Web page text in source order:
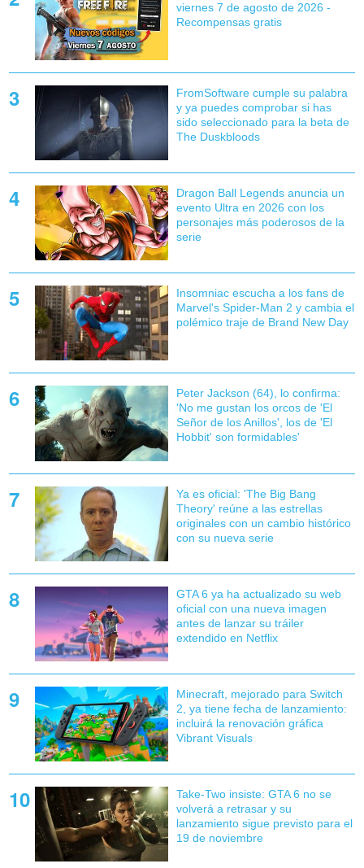
viernes 7 de agosto de 2026 -
Recompensas gratis
FromSoftware cumple su palabra
y ya puedes comprobar si has
sido seleccionado para la beta de
The Duskbloods
Dragon Ball Legends anuncia un
evento Ultra en 2026 con los
personajes más poderosos de la
serie
Insomniac escucha a los fans de
Marvel's Spider-Man 2 y cambia el
polémico traje de Brand New Day
Peter Jackson (64), lo confirma:
'No me gustan los orcos de 'El
Señor de los Anillos', los de 'El
Hobbit' son formidables'
Ya es oficial: 'The Big Bang
Theory' reúne a las estrellas
originales con un cambio histórico
con su nueva serie
GTA 6 ya ha actualizado su web
oficial con una nueva imagen
antes de lanzar su tráiler
extendido en Netflix
Minecraft, mejorado para Switch
2, ya tiene fecha de lanzamiento:
incluirá la renovación gráfica
Vibrant Visuals
Take-Two insiste: GTA 6 no se
volverá a retrasar y su
lanzamiento sigue previsto para el
19 de noviembre